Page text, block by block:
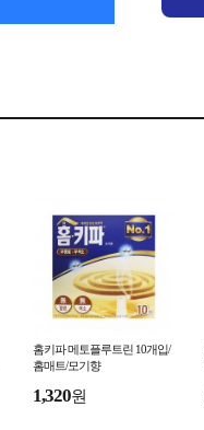
홈키파 메토플루트린 10개입/
홈매트/모기향
1,320원